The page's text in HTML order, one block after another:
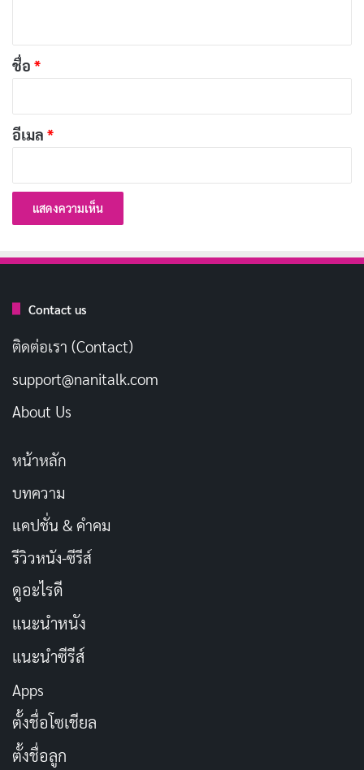
เมื่อเราเอ่ยถึงคำว่า “คอนเทนต์” ในโลกดิจิทัล ส่วนใหญ่เรา
มักจะนึกถึง “ข้อมูล” ที่เราเห็นหรืออ่านกันอยู่ทุกวันบน
หนังสือหรือบทความเท่านั้น มันยังครอบคลุมไปถึงภาพถ่าย
วิดีโออินโฟกราฟิก
เพื่อนำเสนอข้อมูล ความรู้ ความสนุกสนาน หรือ
ประสบการณ์ให้กับผู้รับสาร
สิ่งที่ทำให้คอนเทนต์แตกต่างจาก “ข้อมูล” เฉย ๆ คือ การที่
คอนเทนต์มักจะมีเป้าหมายชัดเจน ลองนึกดูว่าบ่อยครั้งที่
บทความหรือวิดีโออาจไม่ได้ต้องการเพียงแจ้งข่าวสาร แต่
เพจ หรือสร้างการจดจำแบรนด์ให้มากขึ้น ซึ่งกระบวนการ
ทั้งหมดเหล่านี้เรียกได้ว่าเป็น “การตลาดผ่านคอนเทนต์”
หรือ Content Marketing นั่นเอง
บทความที่เกี่ยวข้อง
*
ชื่อ *
อีเมล *
Contact us
ติดต่อเรา (Contact)
support@nanitalk.com
About Us
หน้าหลัก
บทความ
แคปชั่น & คำคม
รีวิวหนัง-ซีรีส์
ดูอะไรดี
แนะนำหนัง
แนะนำซีรีส์
Apps
ตั้งชื่อโซเชียล
ตั้งชื่อลูก